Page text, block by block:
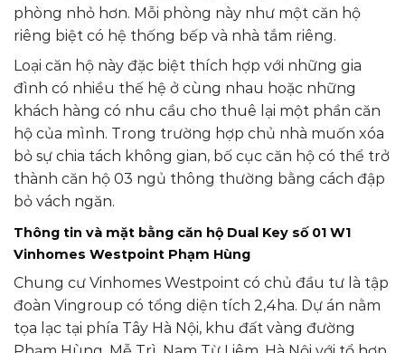
phòng nhỏ hơn. Mỗi phòng này như một căn hộ
riêng biệt có hệ thống bếp và nhà tắm riêng.
Loại căn hộ này đặc biệt thích hợp với những gia
đình có nhiều thế hệ ở cùng nhau hoặc những
khách hàng có nhu cầu cho thuê lại một phần căn
hộ của mình. Trong trường hợp chủ nhà muốn xóa
bỏ sự chia tách không gian, bố cục căn hộ có thể trở
thành căn hộ 03 ngủ thông thường bằng cách đập
bỏ vách ngăn.
Thông tin và mặt bằng căn hộ Dual Key số 01 W1
Vinhomes Westpoint Phạm Hùng
Chung cư Vinhomes Westpoint có chủ đầu tư là tập
đoàn Vingroup có tổng diện tích 2,4ha. Dự án nằm
tọa lạc tại phía Tây Hà Nội, khu đất vàng đường